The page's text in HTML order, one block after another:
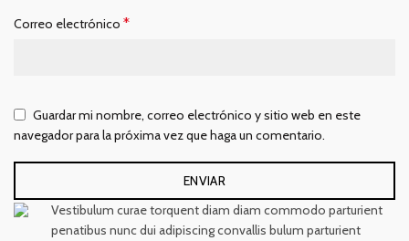
Correo electrónico *
Guardar mi nombre, correo electrónico y sitio web en este
navegador para la próxima vez que haga un comentario.
Vestibulum curae torquent diam diam commodo parturient
penatibus nunc dui adipiscing convallis bulum parturient